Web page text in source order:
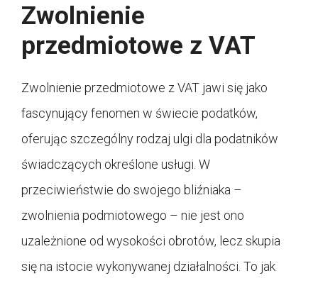
Zwolnienie
przedmiotowe z VAT
Zwolnienie przedmiotowe z VAT jawi się jako
fascynujący fenomen w świecie podatków,
oferując szczególny rodzaj ulgi dla podatników
świadczących określone usługi. W
przeciwieństwie do swojego bliźniaka –
zwolnienia podmiotowego – nie jest ono
uzależnione od wysokości obrotów, lecz skupia
się na istocie wykonywanej działalności. To jak